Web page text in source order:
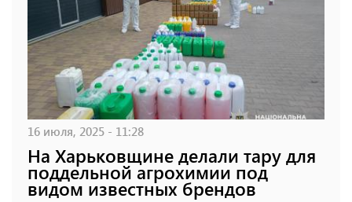
16 июля, 2025 - 11:28
На Харьковщине делали тару для
поддельной агрохимии под
видом известных брендов